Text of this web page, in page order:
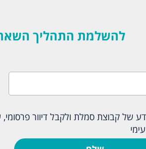
להשלמת התהליך השאר
קבוצת סמלת ולקבל דיוור פרסומי,